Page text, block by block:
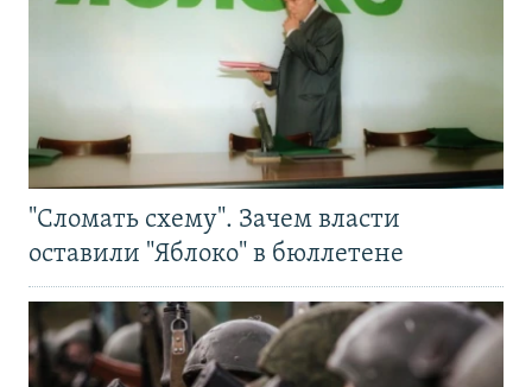
"Сломать схему". Зачем власти
оставили "Яблоко" в бюллетене